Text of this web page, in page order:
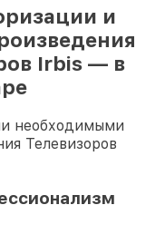
и
Irbis — в
необходимыми
Телевизоров